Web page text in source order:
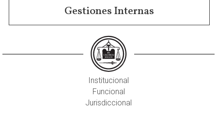
Gestiones Internas
Institucional
Funcional
Jurisdiccional